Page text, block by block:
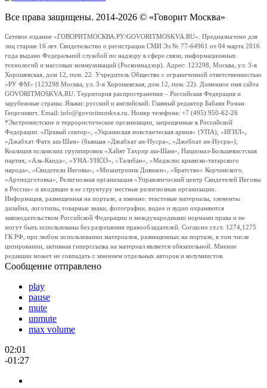
Все права защищены. 2014-2026 © «Говорит Москва»
Сетевое издание «ГОВОРИТМОСКВА.РУ/GOVORITMOSKVA.RU». Предназначено для
лиц старше 16 лет. Свидетельство о регистрации СМИ Эл № 77-64961 от 04 марта 2016
года выдано Федеральной службой по надзору в сфере связи, информационных
технологий и массовых коммуникаций (Роскомнадзор). Адрес: 123298, Москва, ул. 3-я
Хорошевская, дом 12, пом. 22. Учредитель Общество с ограниченной ответственностью
«РУ ФМ» (123298 Москва, ул. 3-я Хорошевская, дом 12, пом. 22). Доменное имя сайта
GOVORITMOSKVA.RU. Территория распространения – Российская Федерация и
зарубежные страны. Языки: русский и английский. Главный редактор Бабаян Роман
Георгиевич. Email: info@govoritmoskva.ru. Номер телефона: +7 (495) 950-62-26
*Экстремистские и террористические организации, запрещенные в Российской
Федерации: «Правый сектор», «Украинская повстанческая армия» (УПА), «ИГИЛ»,
«Джабхат Фатх аш-Шам» (бывшая «Джабхат ан-Нусра», «Джебхат ан-Нусра»),
Коалиция исламских группировок «Хайят Тахрир аш-Шам», Национал-Большевистская
партия, «Аль-Каида», «УНА-УНСО», «Талибан», «Меджлис крымско-татарского
народа», «Свидетели Иеговы», «Мизантропик Дивижн», «Братство» Корчинского,
«Артподготовка», Религиозная организация «Управленческий центр Свидетелей Иеговы
в России» и входящие в ее структуру местные религиозные организации.
Информация, размещенная на портале, а именно: текстовые материалы, элементы
дизайна, логотипы, товарные знаки, фотографии, видео и аудио охраняются
законодательством Российской Федерации и международными нормами права и не
могут быть использованы без разрешения правообладателей. Согласно ст.ст. 1274,1275
ГК РФ, при любом использовании материалов, размещенных на портале, в том числе
цитировании, активная гиперссылка на материал является обязательной. Мнение
редакции может не совпадать с мнением отдельных авторов и колумнистов.
Сообщение отправлено
play
pause
mute
unmute
max volume
02:01
-01:27